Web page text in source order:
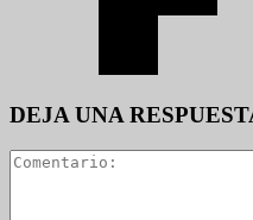
DEJA UNA